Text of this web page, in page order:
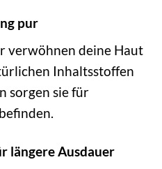
pur
verwöhnen deine Haut
Inhaltsstoffen
sorgen sie für
längere Ausdauer